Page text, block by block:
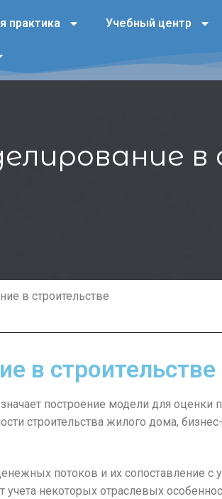
практика Учебный центр
в строительстве
в строительстве
построение модели для оценки
строительства жилого дома,
потоков и их сопоставление
некоторых отраслевых